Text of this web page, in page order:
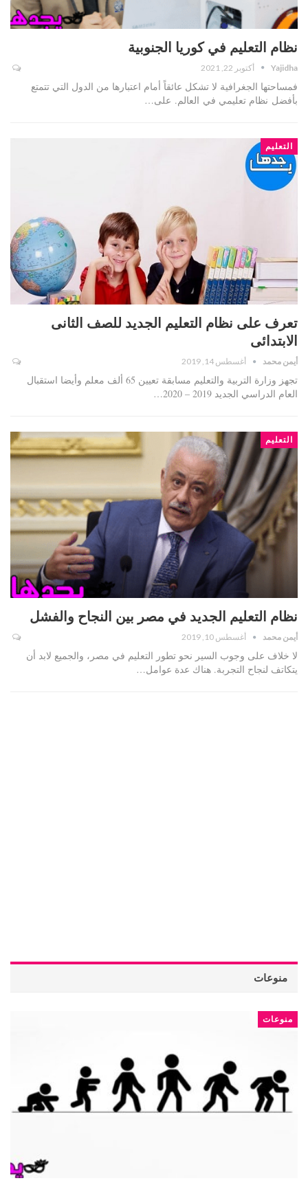
نظام التعليم في كوريا الجنوبية
Yajidha أكتوبر 22, 2021
فمساحتها الجغرافية لا تشكل عائقاً أمام اعتبارها من الدول التي تتمتع
بأفضل نظام تعليمي في العالم. على…
التعليم
تعرف على نظام التعليم الجديد للصف الثانى
الابتدائى
أيمن محمد أغسطس 14, 2019
تجهز وزارة التربية والتعليم مسابقة تعيين 65 ألف معلم وأيضا استقبال
العام الدراسي الجديد 2019 – 2020…
التعليم
نظام التعليم الجديد في مصر بين النجاح والفشل
أيمن محمد أغسطس 10, 2019
لا خلاف على وجوب السير نحو تطور التعليم في مصر، والجميع لابد أن
يتكاتف لنجاح التجربة. هناك عدة عوامل…
منوعات
منوعات